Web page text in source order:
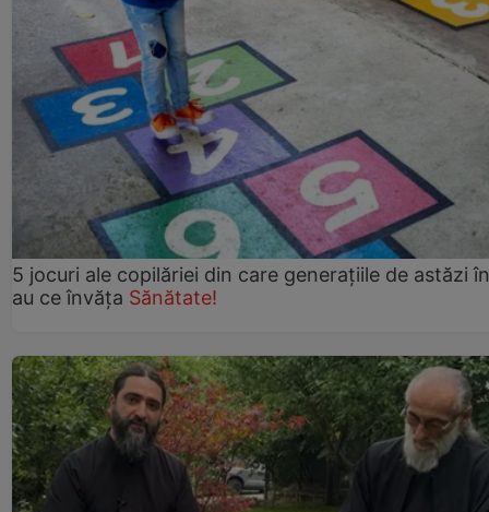
5 jocuri ale copilăriei din care generațiile de astăzi
au ce învăța Sănătate!